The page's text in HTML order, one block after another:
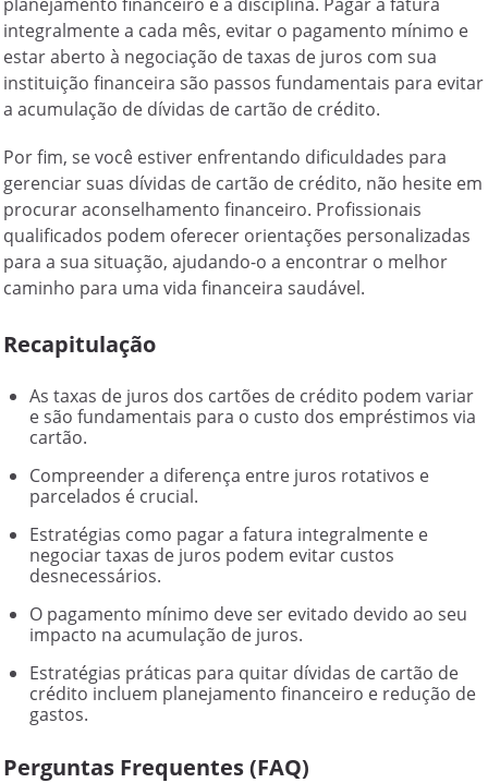
planejamento financeiro e a disciplina. Pagar a fatura
integralmente a cada mês, evitar o pagamento mínimo e
estar aberto à negociação de taxas de juros com sua
instituição financeira são passos fundamentais para evitar
a acumulação de dívidas de cartão de crédito.
Por fim, se você estiver enfrentando dificuldades para
gerenciar suas dívidas de cartão de crédito, não hesite em
procurar aconselhamento financeiro. Profissionais
qualificados podem oferecer orientações personalizadas
para a sua situação, ajudando-o a encontrar o melhor
caminho para uma vida financeira saudável.
Recapitulação
As taxas de juros dos cartões de crédito podem variar
e são fundamentais para o custo dos empréstimos via
cartão.
Compreender a diferença entre juros rotativos e
parcelados é crucial.
Estratégias como pagar a fatura integralmente e
negociar taxas de juros podem evitar custos
desnecessários.
O pagamento mínimo deve ser evitado devido ao seu
impacto na acumulação de juros.
Estratégias práticas para quitar dívidas de cartão de
crédito incluem planejamento financeiro e redução de
gastos.
Perguntas Frequentes (FAQ)